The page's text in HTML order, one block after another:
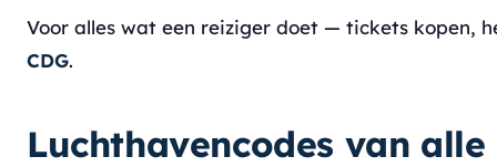
Voor alles wat een reiziger doet — tickets kopen,
CDG.
Luchthavencodes van